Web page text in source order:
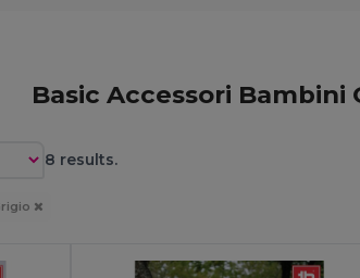
Basic Accessori Bambini
8 results.